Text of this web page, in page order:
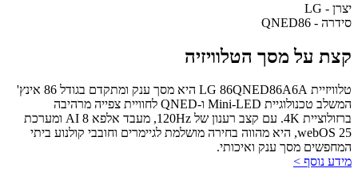
יצרן - LG
סידרה - QNED86
קצת על מסך הטלוויזיה
טלוויזיית LG 86QNED86A6A היא מסך ענק ומתקדם בגודל 86 אינץ'
המשלב טכנולוגיית Mini-LED ו-QNED לחוויית צפייה מרהיבה
ברזולוציית 4K. עם קצב רענון של 120Hz, מעבד אלפא 8 AI ומערכת
webOS 25, היא מהווה בחירה מושלמת לגיימרים וחובבי קולנוע ביתי
המחפשים מסך ענק ואיכותי.
מידע נוסף >